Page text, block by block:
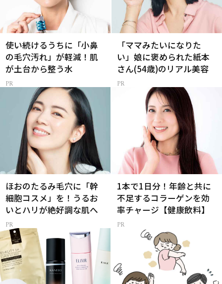
使い続けるうちに「小鼻
の毛穴汚れ」が軽減！肌
が土台から整う水
「ママみたいになりた
い」娘に褒められた紙本
さん(54歳)のリアル美容
ほおのたるみ毛穴に「幹
細胞コスメ」を！うるお
いとハリが絶好調な肌へ
1本で1日分！年齢と共に
不足するコラーゲンを効
率チャージ【健康飲料】